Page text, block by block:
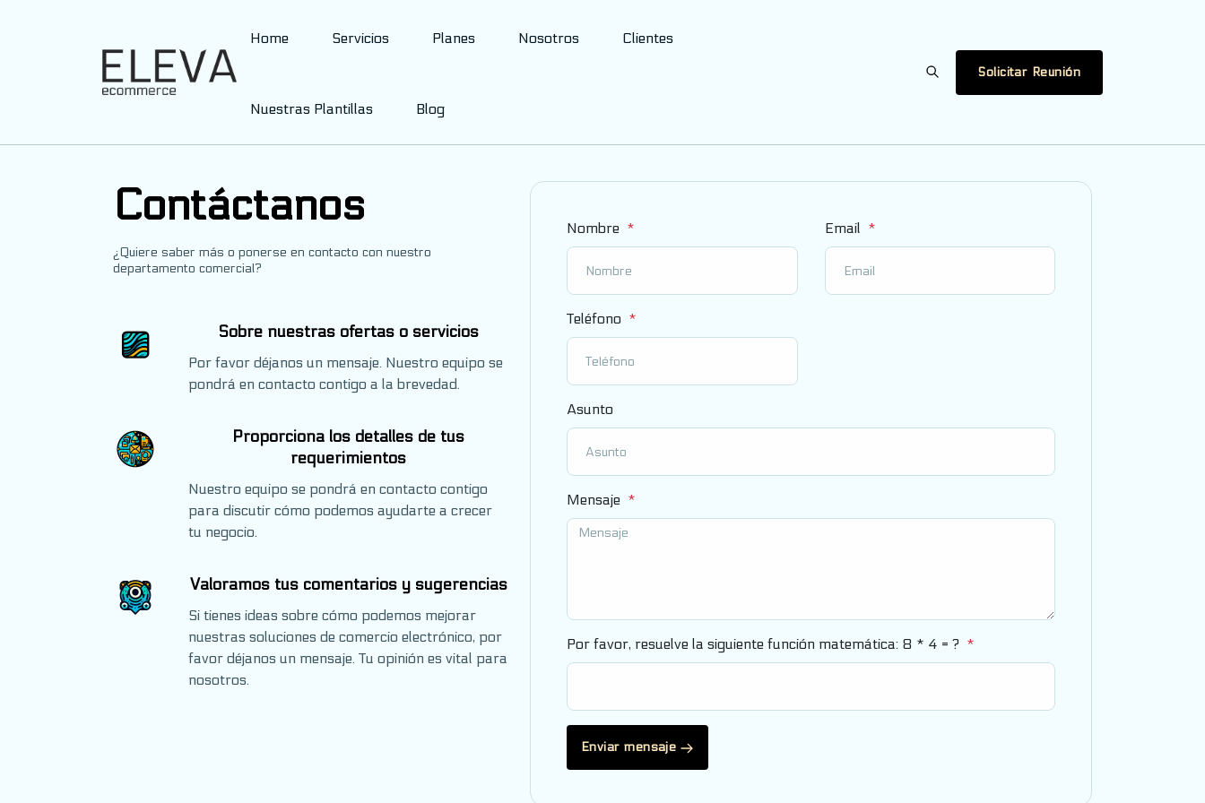
Home Servicios Planes Nosotros Clientes
Nuestras Plantillas Blog
Solicitar Reunión
Contáctanos
¿Quiere saber más o ponerse en contacto con nuestro
departamento comercial?
Sobre nuestras ofertas o servicios
Por favor déjanos un mensaje. Nuestro equipo se
pondrá en contacto contigo a la brevedad.
Proporciona los detalles de tus
requerimientos
Nuestro equipo se pondrá en contacto contigo
para discutir cómo podemos ayudarte a crecer
tu negocio.
Valoramos tus comentarios y sugerencias
Si tienes ideas sobre cómo podemos mejorar
nuestras soluciones de comercio electrónico, por
favor déjanos un mensaje. Tu opinión es vital para
nosotros.
Nombre Email
Teléfono
Asunto
Mensaje
Por favor, resuelve la siguiente función matemática: 8 * 4 = ?
Enviar mensaje